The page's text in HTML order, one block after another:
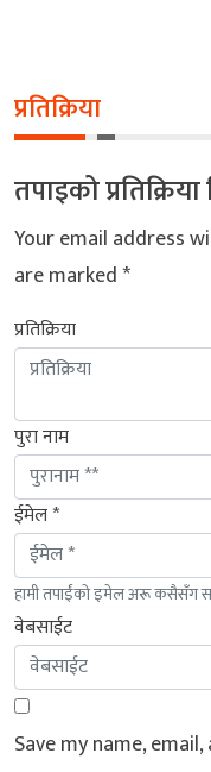
प्रतिक्रिया
तपाइको
Your email address
are marked*
प्रतिक्रिया
पुरा नाम
ईमेल *
हामी तपाईंको इमेल अरू कसैसँग
वेबसाईट
Save my name,